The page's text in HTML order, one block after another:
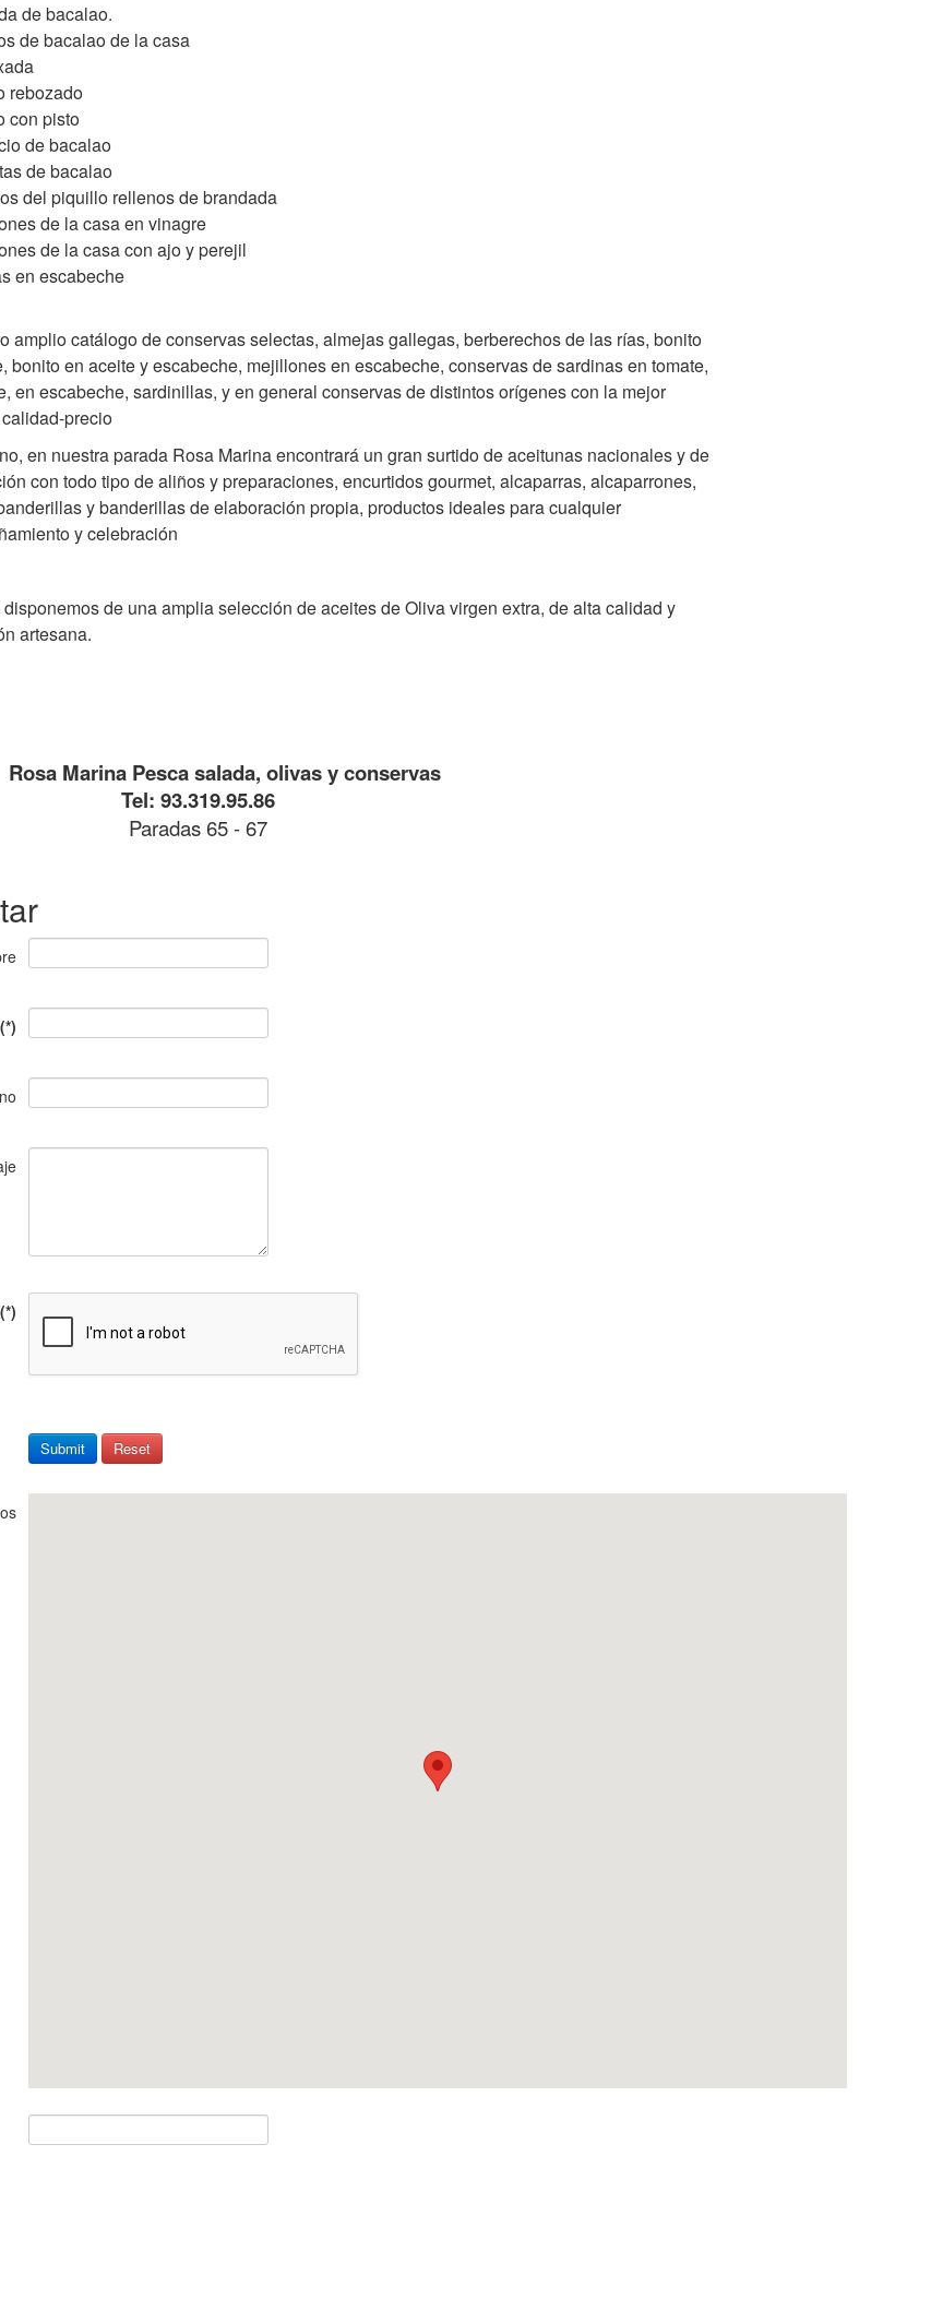
de bacalao.
de bacalao de la casa
rebozado
con pisto
de bacalao
de bacalao
del piquillo rellenos de brandada
de la casa en vinagre
de la casa con ajo y perejil
en escabeche
amplio catálogo de conservas selectas, almejas gallegas, berberechos de las rías, bonito
bonito en aceite y escabeche, mejillones en escabeche, conservas de sardinas en tomate,
en escabeche, sardinillas, y en general conservas de distintos orígenes con la mejor
precio
en nuestra parada Rosa Marina encontrará un gran surtido de aceitunas nacionales y de
con todo tipo de aliños y preparaciones, encurtidos gourmet, alcaparras, alcaparrones,
y banderillas de elaboración propia, productos ideales para cualquier
y celebración
de una amplia selección de aceites de Oliva virgen extra, de alta calidad y
artesana.
Marina Pesca salada, olivas y conservas
Tel: 93.319.95.86
Paradas 65 - 67
(*)
(*)